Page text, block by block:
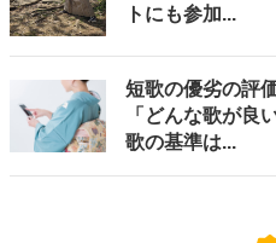
トにも参加...
短歌の優劣の評
「どんな歌が良
歌の基準は...